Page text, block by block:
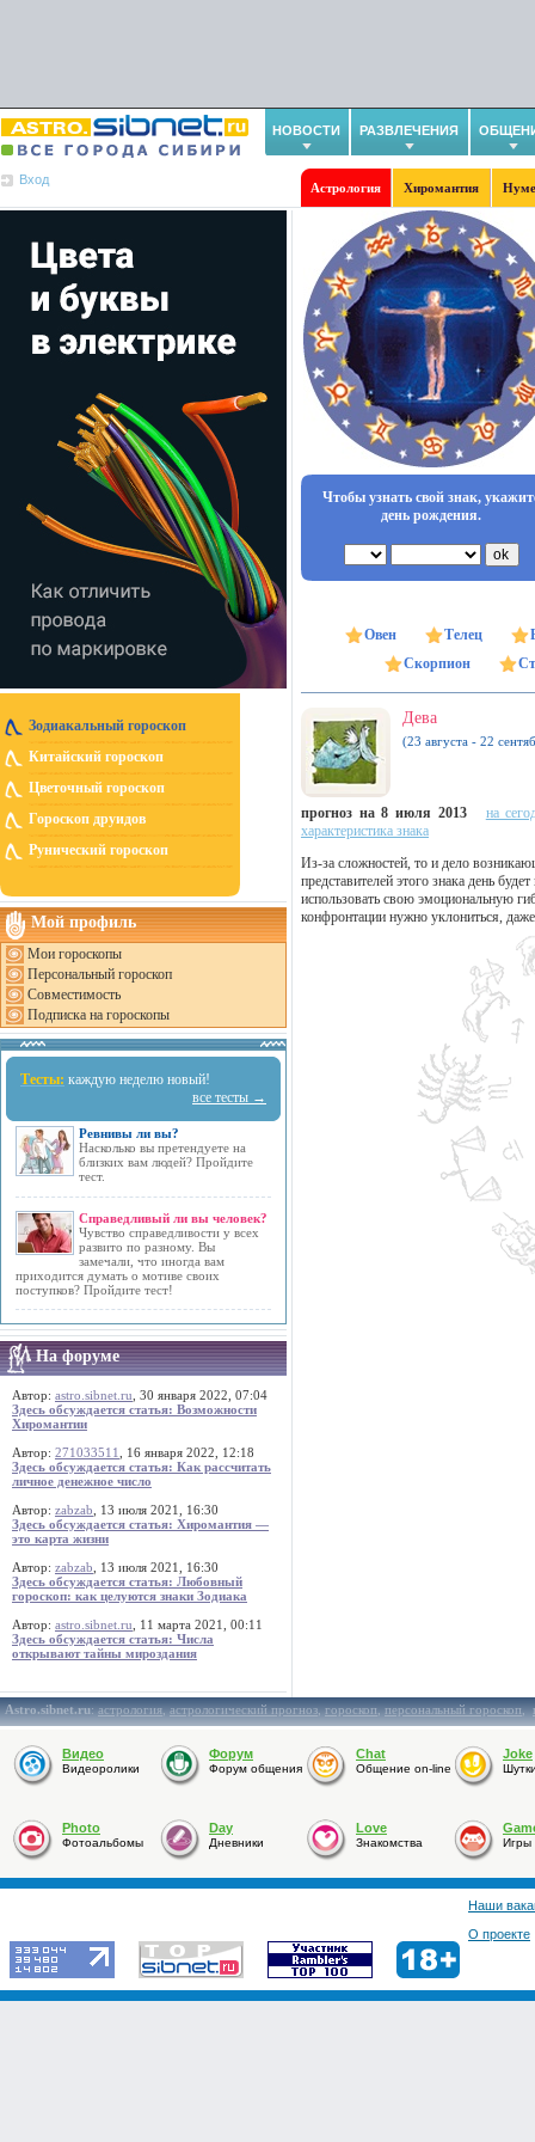
НОВОСТИ РАЗВЛЕЧЕНИЯ
Вход
Астрология Хиромантия
Зодиакальный гороскоп
Китайский гороскоп
Цветочный гороскоп
Гороскоп друидов
Рунический гороскоп
Мой профиль
Мои гороскопы
Персональный гороскоп
Совместимость
Подписка на гороскопы
Тесты: каждую неделю новый!
все тесты →
Ревнивы ли вы?
Насколько вы претендуете на
близких вам людей? Пройдите
тест.
Справедливый ли вы человек?
Чувство справедливости у всех
развито по разному. Вы
замечали, что иногда вам
приходится думать о мотиве своих
поступков? Пройдите тест!
На форуме
Автор: astro.sibnet.ru , 30 января 2022, 07:04
Здесь обсуждается статья: Возможности
Хиромантии
Автор: 271033511
, 16 января 2022, 12:18
Здесь обсуждается статья: Как рассчитать
личное денежное число
Автор: zabzab , 13 июля 2021, 16:30
Здесь обсуждается статья: Хиромантия —
это карта жизни
Автор: zabzab , 13 июля 2021, 16:30
Здесь обсуждается статья: Любовный
гороскоп: как целуются знаки Зодиака
Автор: astro.sibnet.ru , 11 марта 2021, 00:11
Здесь обсуждается статья: Числа
открывают тайны мироздания
Чтобы узнать свой знак,
день рождения.
Овен Телец
Скорпион
Дева
(23 августа - 22
прогноз на 8 июля 2013
на
характеристика знака
Из-за сложностей, то и дело
представителей этого знака день
использовать свою эмоциональную
конфронтации нужно уклониться,
Astro.sibnet.ru:астрология,астрологический прогноз,гороскоп,персональный гороскоп,
Видео
Видеоролики
Форум
Форум общения
Chat
Общение on-line
Joke
Photo
Фотоальбомы
Day
Дневники
Love
Знакомства Игры
Наши
О проекте